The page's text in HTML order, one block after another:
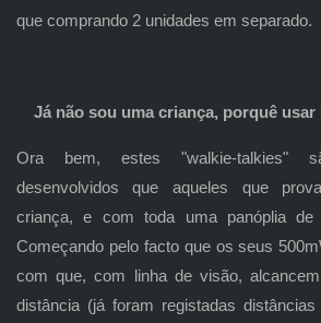
que comprando 2 unidades em separado.
Já não sou uma criança, porquê usar
Ora bem, estes "walkie-talkies"
desenvolvidos que aqueles que
criança, e com toda uma panóplia de
Começando pelo facto que os seus
com que, com linha de visão,
distância (já foram registadas